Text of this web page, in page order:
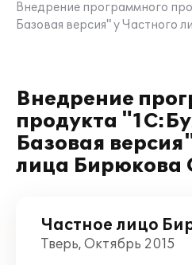
Внедрение программного
Базовая версия" у Частного
Внедрение
продукта
Базовая
лица Бирюкова
Частное лицо
Тверь, Октябрь 2015